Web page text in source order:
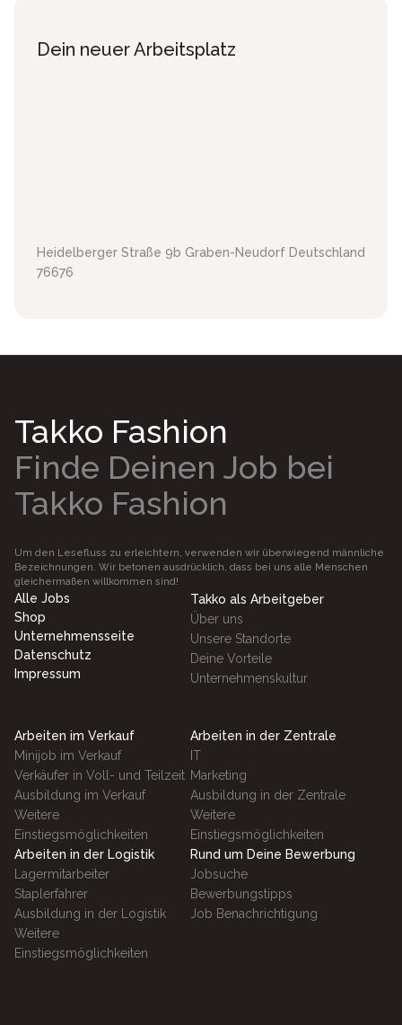
Dein neuer Arbeitsplatz
Heidelberger Straße 9b Graben-Neudorf Deutschland
76676
Takko Fashion
Finde Deinen Job bei
Takko Fashion
Um den Lesefluss zu erleichtern, verwenden wir überwiegend männliche
Bezeichnungen. Wir betonen ausdrücklich, dass bei uns alle Menschen
gleichermaßen willkommen sind!
Alle Jobs
Shop
Unternehmensseite
Datenschutz
Impressum
Takko als Arbeitgeber
Über uns
Unsere Standorte
Deine Vorteile
Unternehmenskultur
Arbeiten im Verkauf
Minijob im Verkauf
Verkäufer in Voll- und Teilzeit
Ausbildung im Verkauf
Weitere
Einstiegsmöglichkeiten
Arbeiten in der Zentrale
IT
Marketing
Ausbildung in der Zentrale
Weitere
Einstiegsmöglichkeiten
Arbeiten in der Logistik
Lagermitarbeiter
Staplerfahrer
Ausbildung in der Logistik
Weitere
Einstiegsmöglichkeiten
Rund um Deine Bewerbung
Jobsuche
Bewerbungstipps
Job Benachrichtigung